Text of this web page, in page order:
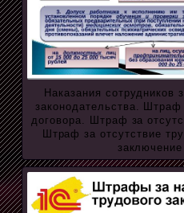
Наказания сотрудников
законодательства. Штраф
договора. Штраф за
Штраф за отсутствие